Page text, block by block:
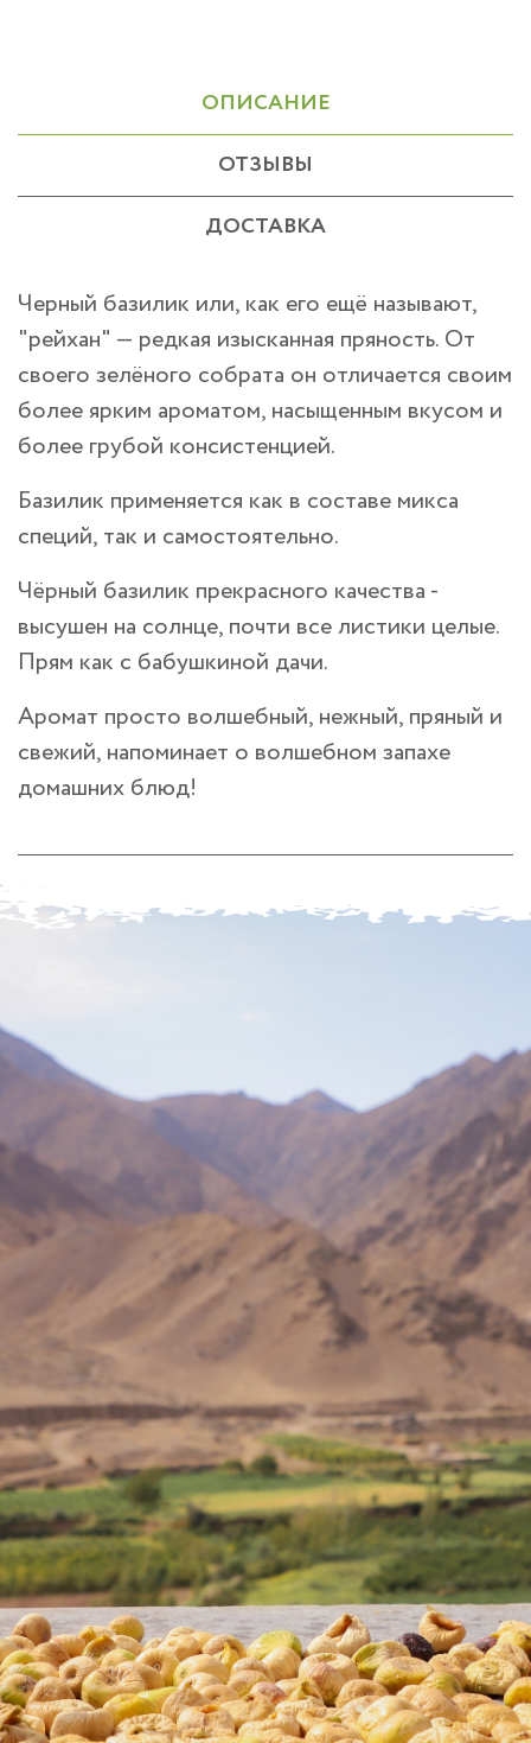
ОПИСАНИЕ
ОТЗЫВЫ
ДОСТАВКА
Черный базилик или, как его ещё называют,
"рейхан" — редкая изысканная пряность. От
своего зелёного собрата он отличается своим
более ярким ароматом, насыщенным вкусом и
более грубой консистенцией.
Базилик применяется как в составе микса
специй, так и самостоятельно.
Чёрный базилик прекрасного качества -
высушен на солнце, почти все листики целые.
Прям как с бабушкиной дачи.
Аромат просто волшебный, нежный, пряный и
свежий, напоминает о волшебном запахе
домашних блюд!